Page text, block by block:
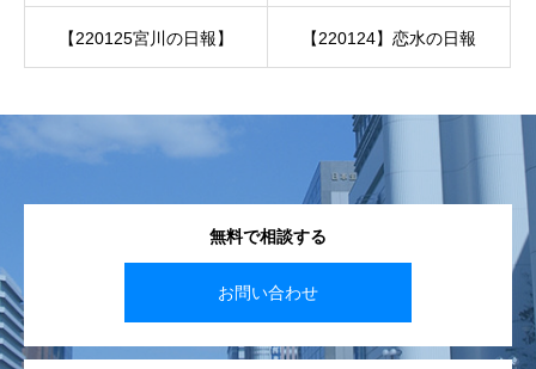
【220125宮川の日報】 【220124】恋水の日報
無料で相談する
お問い合わせ